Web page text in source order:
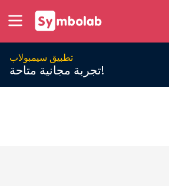
تطبيق سيمبولاب
تجربة مجانية متاحة!